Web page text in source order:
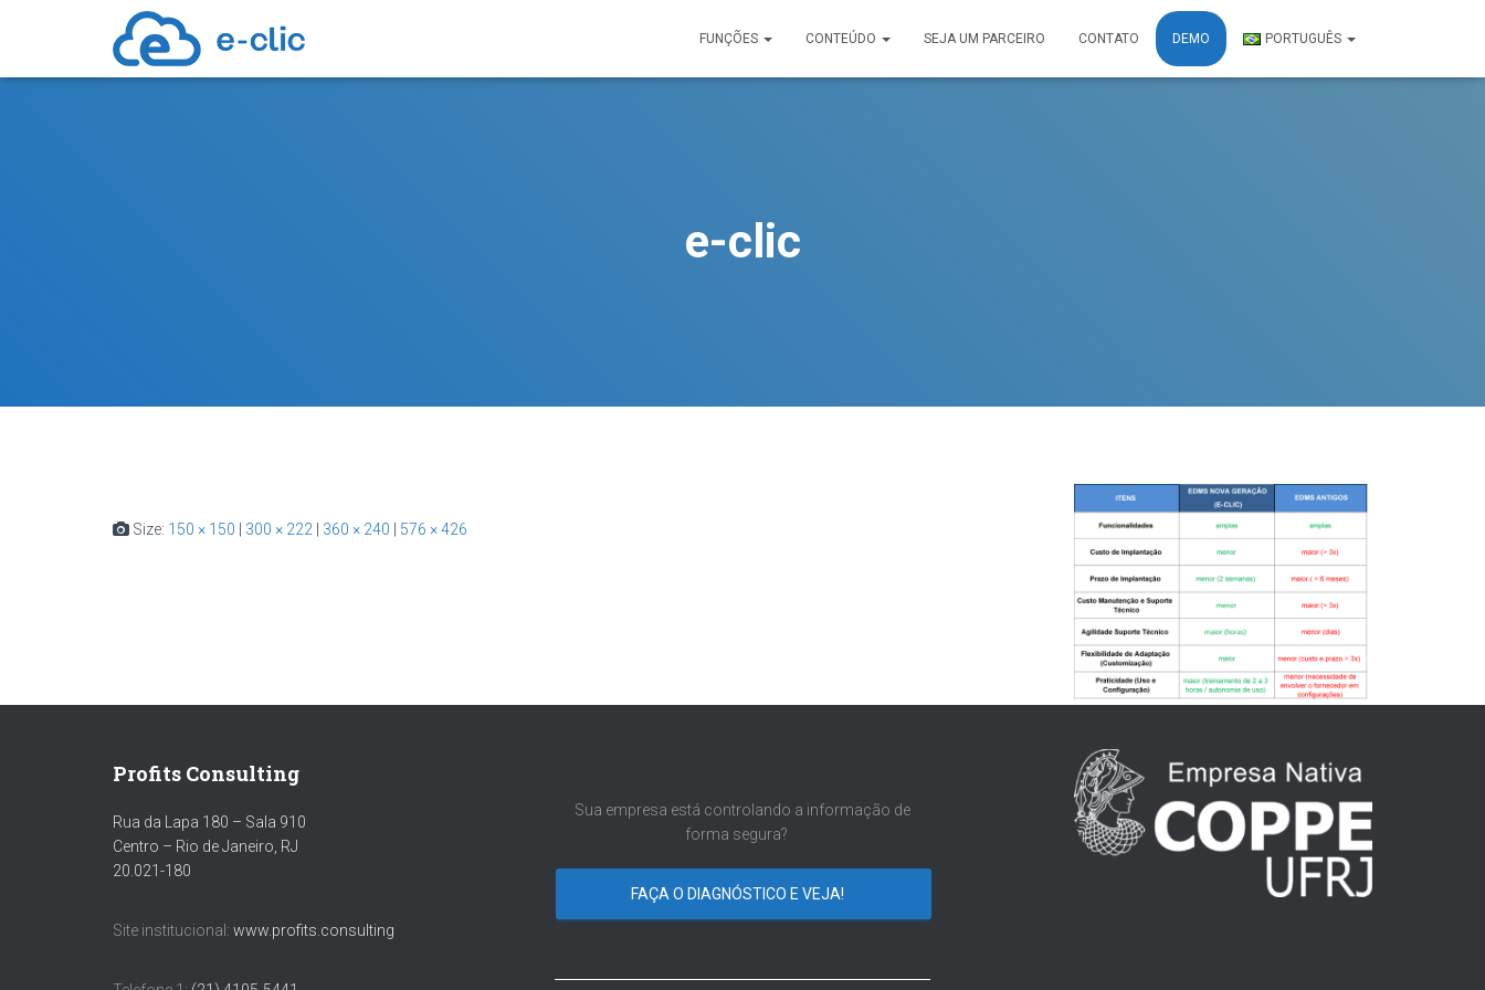
FUNÇÕES CONTEÚDO SEJA UM PARCEIRO CONTATO DEMO PORTUGUÊS
e-clic
Size: 150 × 150 300 × 222 360 × 240 576 × 426
Profits Consulting
Rua da Lapa 180 – Sala 910
Centro – Rio de Janeiro, RJ
20.021-180
Site institucional: www.profits.consulting
Sua empresa está controlando a informação de
forma segura?
FAÇA O DIAGNÓSTICO E VEJA!